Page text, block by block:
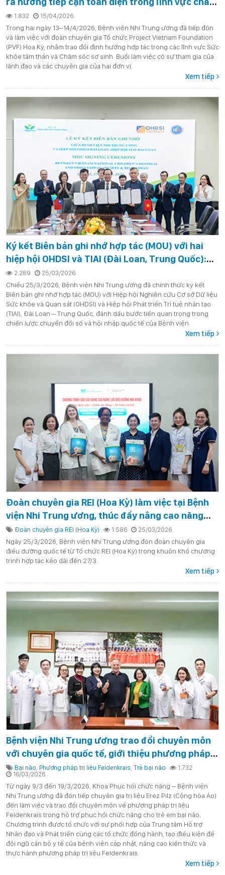
sóc Sức khỏe tâm thần và Sơ sinh
1.832 15/04/2026
Trong hai ngày 13–14/4/2026, Bệnh viện Nhi Trung ương đã tiếp đón
và làm việc với đoàn chuyên gia Tổ chức Project Vietnam Foundation
(PVF) Hoa Kỳ, nhằm trao đổi định hướng hợp tác trong các lĩnh vực Sức
khỏe tâm thần và Chăm sóc sơ sinh. Buổi làm việc có sự tham gia của
lãnh đạo và các chuyên gia của hai đơn vị.
Xem tiếp
Ký kết Biên bản ghi nhớ hợp tác (MOU) với hai
hiệp hội OHDSI và TIAI (Đài Loan, Trung Quốc):
Kết nối dữ liệu y tế toàn cầu, thúc đẩy phát triển
bệnh viện thông minh
2.289 25/03/2026
Chiều 25/3/2026, Bệnh viện Nhi Trung ương đã chính thức ký kết
Biên bản ghi nhớ hợp tác (MOU) với Hiệp hội Nghiên cứu Cơ sở Dữ liệu
Sức khỏe và Quan sát (OHDSI) và Hiệp hội Phát triển Trí tuệ nhân tạo
(TIAI), Đài Loan – Trung Quốc, đánh dấu bước tiến quan trọng trong
chiến lược chuyển đổi số và hội nhập quốc tế của Bệnh viện.
Xem tiếp
Đoàn chuyên gia REI (Hoa Kỳ) làm việc tại Bệnh
viện Nhi Trung ương, thúc đẩy nâng cao năng
lực điều dưỡng nhi khoa
Đoàn chuyên gia REI (Hoa Kỳ) 1.586 25/03/2026
Ngày 25/3/2026, Bệnh viện Nhi Trung ương đón đoàn chuyên gia
điều dưỡng quốc tế từ Tổ chức REI (Hoa Kỳ) trong khuôn khổ chương
trình hợp tác kéo dài đến 27/3.
Xem tiếp
Bệnh viện Nhi Trung ương trao đổi chuyên môn
với chuyên gia quốc tế, giới thiệu phương pháp
trị liệu Feldenkrais cho trẻ bại não
Bại não Phương pháp trị liệu Feldenkrais Trẻ bại não
1.732
16/03/2026
Từ ngày 9/3 đến 19/3/2026, Khoa Phục hồi chức năng – Bệnh viện
Nhi Trung ương đã đón tiếp chuyên gia trị liệu Erez Pilz (Cộng hòa Áo)
đến làm việc và trao đổi chuyên môn về phương pháp trị liệu
Feldenkrais trong hỗ trợ phục hồi chức năng cho trẻ em bại não.
Chương trình được tổ chức với sự phối hợp của Trung tâm Hỗ trợ
Nhân đạo và Phát triển cùng các tổ chức đồng hành, tạo điều kiện để
đội ngũ cán bộ y tế của bệnh viện cập nhật, nâng cao kiến thức và
thực hành phương pháp trị liệu Feldenkrais.
Xem tiếp